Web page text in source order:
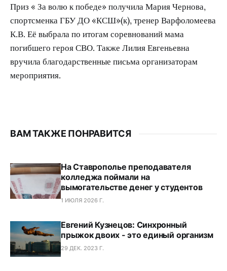
Приз « За волю к победе» получила Мария Чернова,
спортсменка ГБУ ДО «КСШ»(к), тренер Варфоломеева
К.В. Её выбрала по итогам соревнований мама
погибшего героя СВО. Также Лилия Евгеньевна
вручила благодарственные письма организаторам
мероприятия.
ВАМ ТАКЖЕ ПОНРАВИТСЯ
На Ставрополье преподавателя
колледжа поймали на
вымогательстве денег у студентов
1 ИЮЛЯ 2026 Г.
Евгений Кузнецов: Синхронный
прыжок двоих - это единый организм
29 ДЕК. 2023 Г.